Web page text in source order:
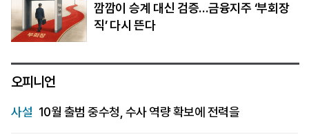
깜깜이 승계 대신 검증…금융지주 ‘부회장
직’ 다시 뜬다
오피니언
사설 10월 출범 중수청, 수사 역량 확보에 전력을